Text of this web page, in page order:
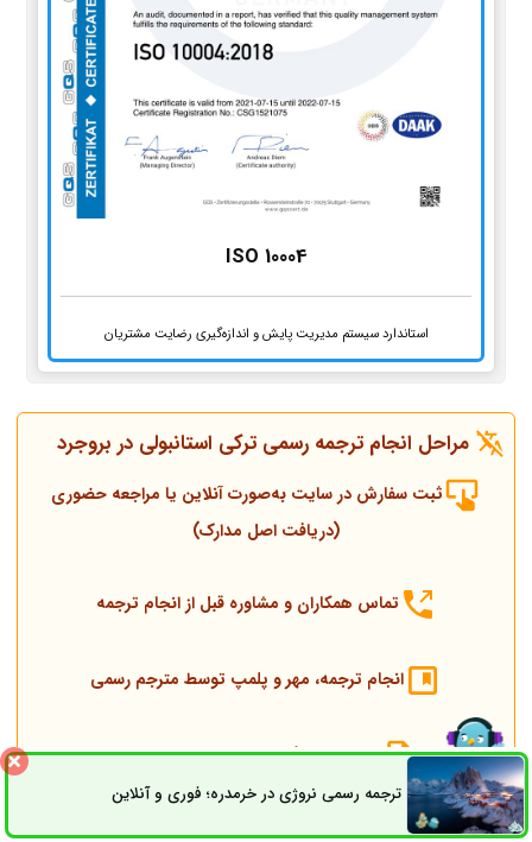
ISO 10004
استاندارد سیستم مدیریت پایش و اندازه‌گیری رضایت مشتریان
مراحل انجام ترجمه رسمی ترکی استانبولی در بروجرد
ثبت سفارش در سایت به‌صورت آنلاین یا مراجعه حضوری
(دریافت اصل مدارک)
تماس همکاران و مشاوره قبل از انجام ترجمه
انجام ترجمه، مهر و پلمپ توسط مترجم رسمی
ارسال به دادگستری و وزارت امور خارجه
ارسال به کنسولگری ترکیه
ترجمه رسمی نروژی در خرمدره؛ فوری و آنلاینثبت سفارش راه های ارتباطی